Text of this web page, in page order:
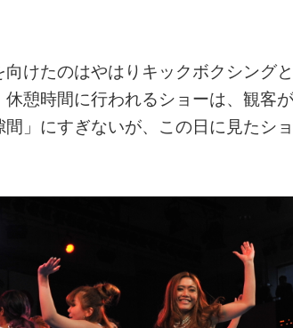
けたのはやはりキックボクシング
憩時間に行われるショーは、観客
」にすぎないが、この日に見たシ